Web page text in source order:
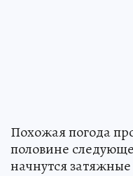
Похожая погода
половине
начнутся